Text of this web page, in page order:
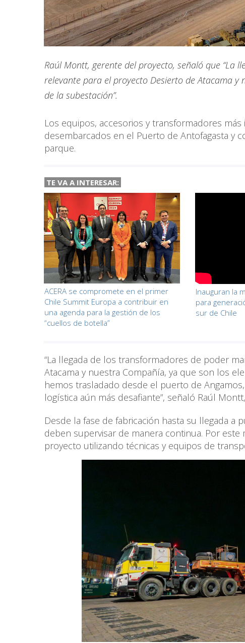
Raúl Montt, gerente del proyecto, señaló que
relevante para el proyecto Desierto de Atacama y
de la subestación”.
Los equipos, accesorios y transformadores
desembarcados en el Puerto de Antofagasta y
parque.
TE VA A INTERESAR:
ACERA se compromete en el primer
Chile Summit Europa a contribuir en
una agenda para la gestión de los
“cuellos de botella”
Inauguran la
para
sur de Chile
“La llegada de los transformadores de poder
Atacama y nuestra Compañía, ya que son los
hemos trasladado desde el puerto de
logística aún más desafiante”, señaló Raúl
Desde la fase de fabricación hasta su llegada
deben supervisar de manera continua. Por
proyecto utilizando técnicas y equipos de